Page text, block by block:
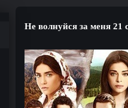
Не волнуйся за меня 21